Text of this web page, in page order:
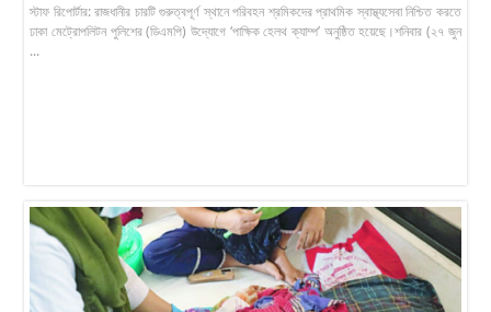
স্টাফ রিপোর্টার: রাজধানীর চারটি গুরুত্বপূর্ণ স্থানে পরিবহন শ্রমিকদের প্রাথমিক স্বাস্থ্যসেবা নিশ্চিত করতে
ঢাকা মেট্রোপলিটন পুলিশের (ডিএমপি) উদ্যোগে ‘পাক্ষিক হেলথ ক্যাম্প’ অনুষ্ঠিত হয়েছে।শনিবার (২৭ জুন
...